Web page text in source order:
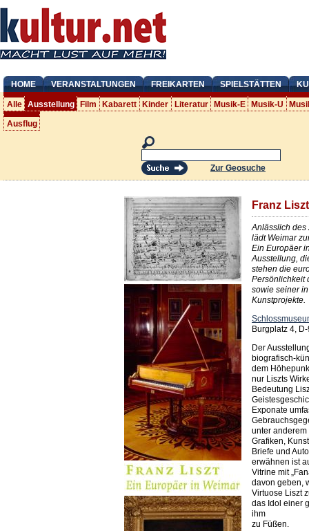
HOME VERANSTALTUNGEN FREIKARTEN SPIELSTÄTTEN
Alle Ausstellung Film Kabarett Kinder Literatur Musik-E Musik-U
Ausflug
Zur Geosuche
Franz
Anlässlich des
lädt Weimar
Ein Europäer
Ausstellung,
stehen die
Persönlichkeit
sowie seiner
Kunstprojekte.
Burgplatz 4,
Der
biografisch-
dem
nur Liszts
Bedeutung
Exponate
unter
Grafiken,
Briefe und
erwähnen ist
Vitrine mit
davon geben,
Virtuose Liszt
das Idol einer
ihm
zu Füßen.